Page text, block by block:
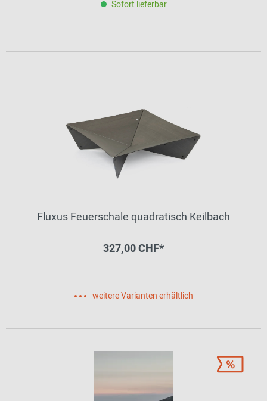
Sofort lieferbar
Fluxus Feuerschale quadratisch Keilbach
327,00 CHF*
weitere Varianten erhältlich